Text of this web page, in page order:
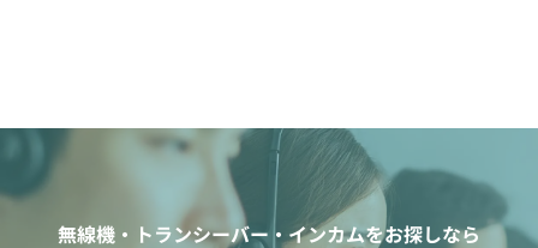
無線機・トランシーバー・インカムをお探しなら